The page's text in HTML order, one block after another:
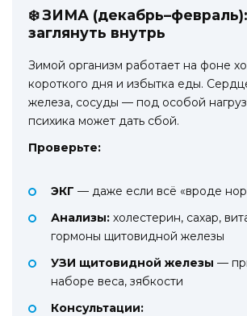
❄️ ЗИМА
заглянуть внутрь
Зимой организм работает на фоне
короткого дня и избытка еды.
железа, сосуды — под особой
психика может дать сбой.
Проверьте:
ЭКГ — даже если всё «вроде
Анализы: холестерин, сахар,
гормоны щитовидной железы
УЗИ щитовидной железы —
наборе веса, зябкости
Консультации: